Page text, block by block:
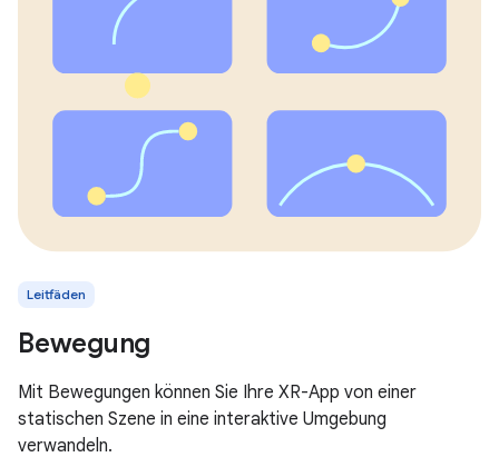
Leitfäden
Bewegung
Mit Bewegungen können Sie Ihre XR-App von einer
statischen Szene in eine interaktive Umgebung
verwandeln.